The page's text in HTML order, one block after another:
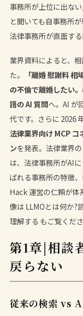
事務所が上位に出な
と聞いても自事務所
法律事務所が直面する
業界資料によると、
た。
「離婚 慰謝料
の不倫で離婚したい
語の AI 質問へ。AI が
代です。さらに 2026
法律業界向け MCP コ
ンを発表。法律業界
は、法律事務所がAI
ばれる事務所の特徴
Hack 運営の仁頼が体
像は LLMOとは何か?
理解する もご覧くださ
第1章|相談
戻らない
従来の検索 vs